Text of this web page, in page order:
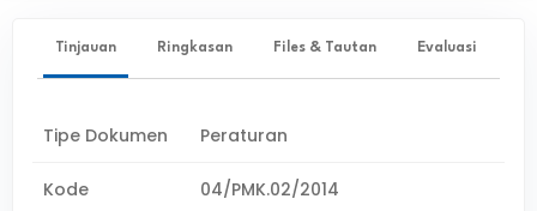
Tinjauan Ringkasan Files & Tautan Evaluasi
Tipe Dokumen Peraturan
Kode 04/PMK.02/2014